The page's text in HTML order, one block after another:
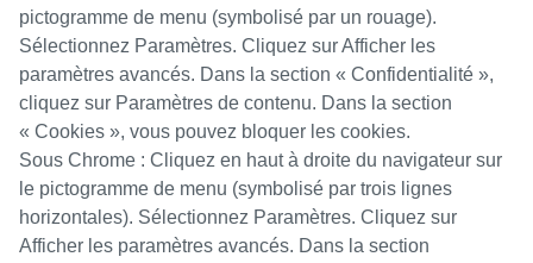
pictogramme de menu (symbolisé par un rouage).
Sélectionnez Paramètres. Cliquez sur Afficher les
paramètres avancés. Dans la section « Confidentialité »,
cliquez sur Paramètres de contenu. Dans la section
« Cookies », vous pouvez bloquer les cookies.
Sous Chrome : Cliquez en haut à droite du navigateur sur
le pictogramme de menu (symbolisé par trois lignes
horizontales). Sélectionnez Paramètres. Cliquez sur
Afficher les paramètres avancés. Dans la section